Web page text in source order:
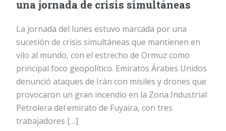
una jornada de crisis simultáneas
La jornada del lunes estuvo marcada por una
sucesión de crisis simultáneas que mantienen en
vilo al mundo, con el estrecho de Ormuz como
principal foco geopolítico. Emiratos Árabes Unidos
denunció ataques de Irán con misiles y drones que
provocaron un gran incendio en la Zona Industrial
Petrolera del emirato de Fuyaira, con tres
trabajadores […]